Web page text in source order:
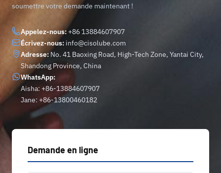
soumettre votre demande maintenant !
Appelez-nous:+86 13884607907
Écrivez-nous: info@cisolube.com
Adresse:No. 41 Baoxing Road, High-Tech Zone, Yantai City,
Shandong Province, China
WhatsApp:
Aisha: +86-13884607907
Jane: +86-13800460182
Demande en ligne